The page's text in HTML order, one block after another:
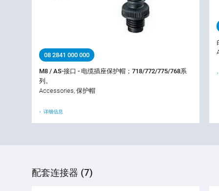
08 2841 000 000
M8 / AS-接口 - 电缆插座保护帽；718/772/775/768系
列。
Accessories, 保护帽
详细信息
配套连接器 (7)